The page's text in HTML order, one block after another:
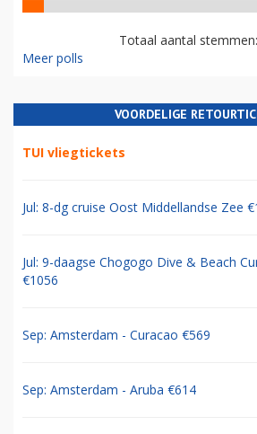
Totaal aantal
Meer polls
VOORDELIGE
TUI vliegtickets
Jul: 8-dg cruise Oost Middellandse Zee
Jul: 9-daagse Chogogo Dive & Beach
€1056
Sep: Amsterdam - Curacao €569
Sep: Amsterdam - Aruba €614